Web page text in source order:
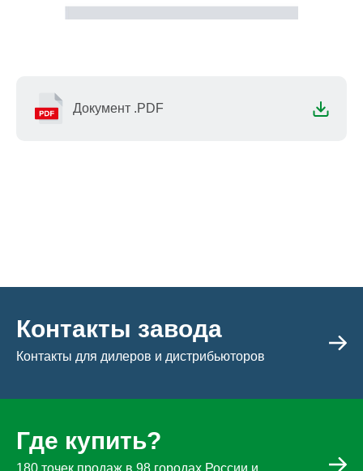
Документ .PDF
Контакты завода
Контакты для дилеров и дистрибьюторов
Где купить?
180 точек продаж в 98 городах России и